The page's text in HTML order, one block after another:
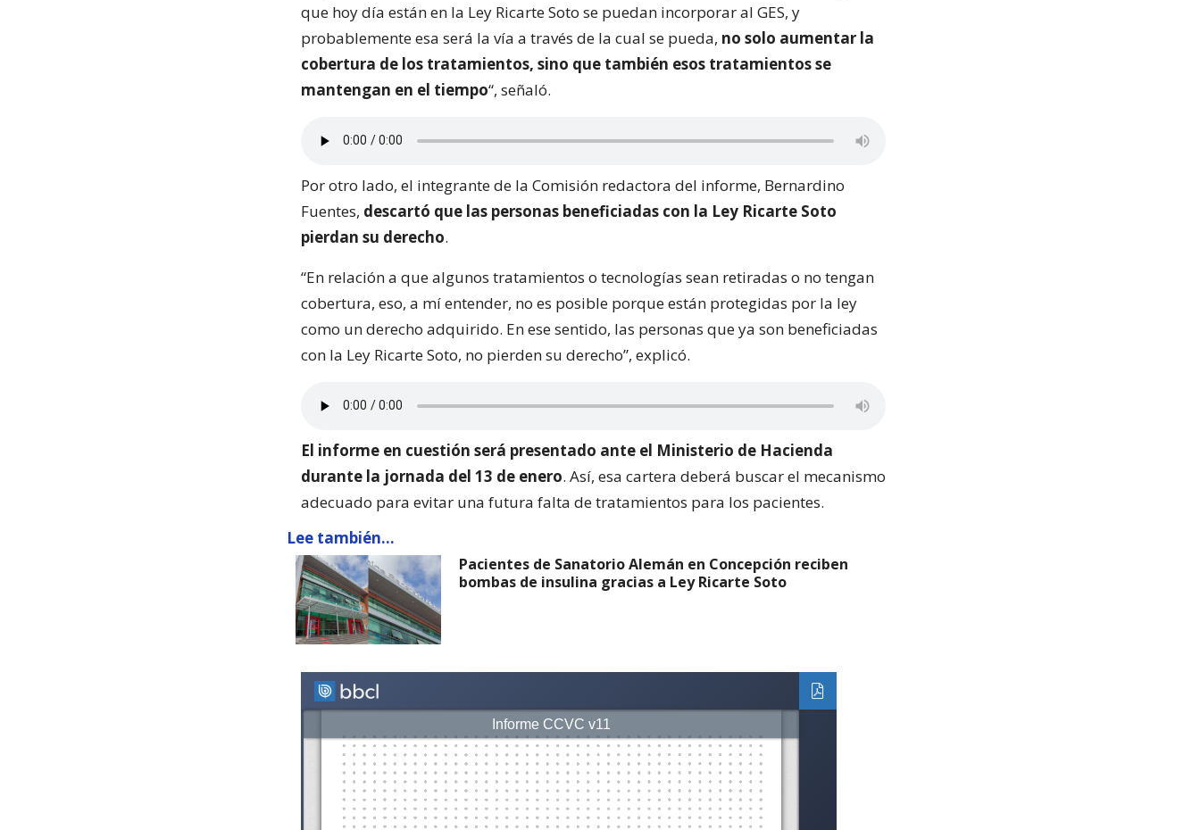
que hoy día están en la Ley Ricarte Soto se puedan incorporar al GES, y
probablemente esa será la vía a través de la cual se pueda, no solo aumentar la
cobertura de los tratamientos, sino que también esos tratamientos se
mantengan en el tiempo“, señaló.
Por otro lado, el integrante de la Comisión redactora del informe, Bernardino
Fuentes, descartó que las personas beneficiadas con la Ley Ricarte Soto
pierdan su derecho.
“En relación a que algunos tratamientos o tecnologías sean retiradas o no tengan
cobertura, eso, a mí entender, no es posible porque están protegidas por la ley
como un derecho adquirido. En ese sentido, las personas que ya son beneficiadas
con la Ley Ricarte Soto, no pierden su derecho”, explicó.
El informe en cuestión será presentado ante el Ministerio de Hacienda
durante la jornada del 13 de enero. Así, esa cartera deberá buscar el mecanismo
adecuado para evitar una futura falta de tratamientos para los pacientes.
Lee también...
Pacientes de Sanatorio Alemán en Concepción reciben
bombas de insulina gracias a Ley Ricarte Soto